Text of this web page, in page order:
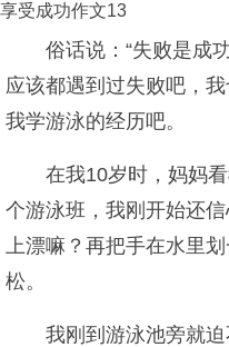
享受成功作文13
俗话说：“失败是成
应该都遇到过失败吧，
我学游泳的经历吧。
在我10岁时，妈妈
个游泳班，我刚开始还
上漂嘛？再把手在水里
松。
我刚到游泳池旁就